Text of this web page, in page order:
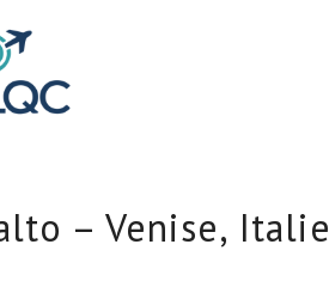
– Venise, Italie